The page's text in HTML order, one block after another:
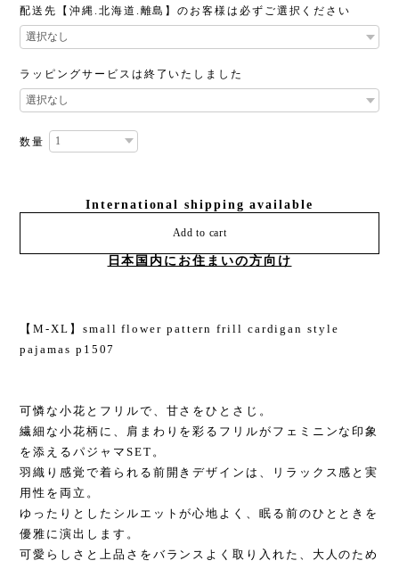
配送先【沖縄.北海道.離島】のお客様は必ずご選択ください
ラッピングサービスは終了いたしました
数量
International shipping available
Add to cart
日本国内にお住まいの方向け
【M-XL】small flower pattern frill cardigan style
pajamas p1507
可憐な小花とフリルで、甘さをひとさじ。
繊細な小花柄に、肩まわりを彩るフリルがフェミニンな印象
を添えるパジャマSET。
羽織り感覚で着られる前開きデザインは、リラックス感と実
用性を両立。
ゆったりとしたシルエットが心地よく、眠る前のひとときを
優雅に演出します。
可愛らしさと上品さをバランスよく取り入れた、大人のため